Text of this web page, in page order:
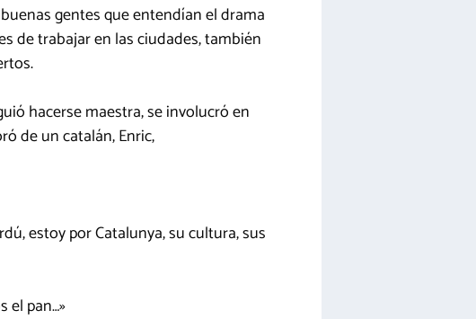
gentes que entendían el drama
de trabajar en las ciudades, también
hacerse maestra, se involucró en
de un catalán, Enric,
estoy por Catalunya, su cultura, sus
el pan…»